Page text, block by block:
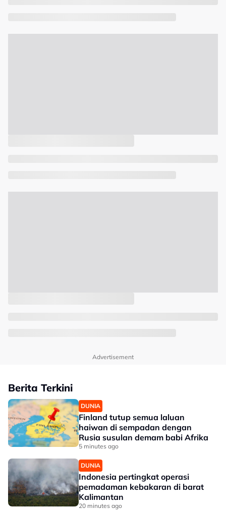
Advertisement
Berita Terkini
DUNIA
Finland tutup semua laluan
haiwan di sempadan dengan
Rusia susulan demam babi Afrika
5 minutes ago
DUNIA
Indonesia pertingkat operasi
pemadaman kebakaran di barat
Kalimantan
20 minutes ago